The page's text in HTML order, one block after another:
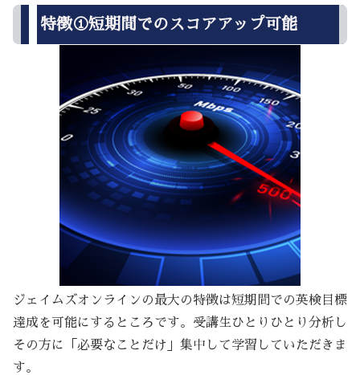
特徴①短期間でのスコアアップ可能
ジェイムズオンラインの最大の特徴は短期間での英検目標
達成を可能にするところです。受講生ひとりひとり分析し
その方に「必要なことだけ」集中して学習していただきま
す。